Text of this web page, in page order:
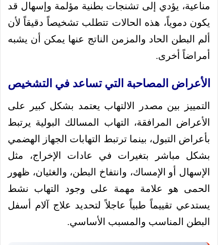
مناعية، يؤدي إلى تشنجات بطنية مؤلمة وإسهال قد
يكون دموياً، هذه الحالات تتطلب تشخيصاً دقيقاً لأن
ألم البطن الحاد والمزمن الناتج عنها يمكن أن يشبه
أمراضاً أخرى.
الأعراض المصاحبة التي تساعد في التشخيص
التمييز بين مصدر الالتهاب يعتمد بشكل كبير على
الأعراض المرافقة، التهاب المسالك البولية يرتبط
بأعراض التبول، بينما ترتبط التهابات الجهاز الهضمي
بشكل مباشر بتغيرات في عادات الإخراج، مثل
الإسهال أو الإمساك، وانتفاخ البطن، والغثيان، ظهور
الحمى هو علامة مهمة على وجود التهاب نشط
يستدعي تقييماً طبياً عاجلاً لتحديد علاج آلام أسفل
البطن المناسب والمسبب الأساسي.